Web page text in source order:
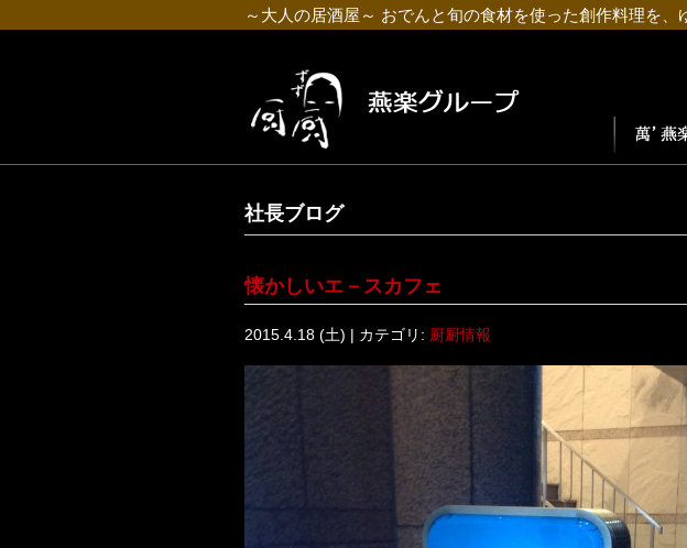
～大人の居酒屋～ おでんと旬の食材を使った創作料理を、
社長ブログ
懐かしいエ－スカフェ
2015.4.18 (土) | カテゴリ: 厨厨情報